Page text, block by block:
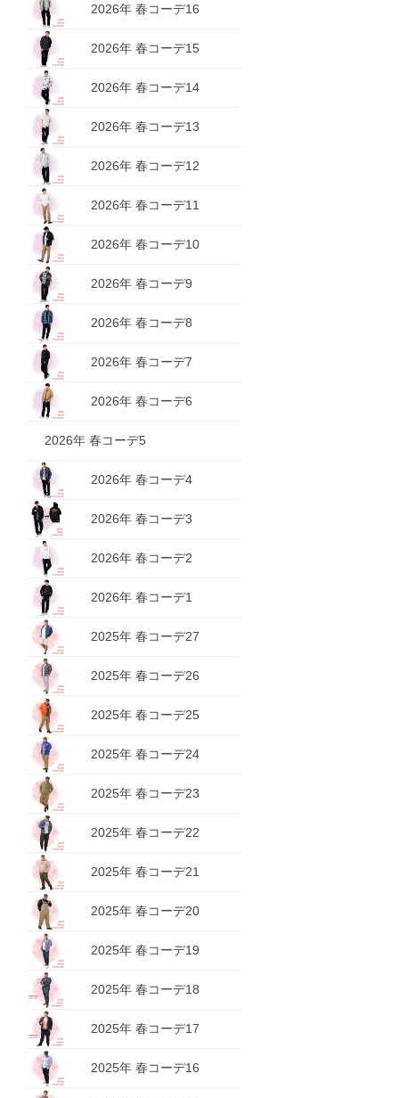
2026年 春コーデ16
2026年 春コーデ15
2026年 春コーデ14
2026年 春コーデ13
2026年 春コーデ12
2026年 春コーデ11
2026年 春コーデ10
2026年 春コーデ9
2026年 春コーデ8
2026年 春コーデ7
2026年 春コーデ6
2026年 春コーデ5
2026年 春コーデ4
2026年 春コーデ3
2026年 春コーデ2
2026年 春コーデ1
2025年 春コーデ27
2025年 春コーデ26
2025年 春コーデ25
2025年 春コーデ24
2025年 春コーデ23
2025年 春コーデ22
2025年 春コーデ21
2025年 春コーデ20
2025年 春コーデ19
2025年 春コーデ18
2025年 春コーデ17
2025年 春コーデ16